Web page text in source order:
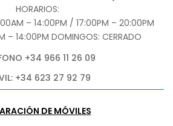
HORARIOS:
– 14:00PM / 17:00PM – 20:00PM
– 14:00PM DOMINGOS: CERRADO
+34 966 11 26 09
+34 623 27 92 79
DE MÓVILES